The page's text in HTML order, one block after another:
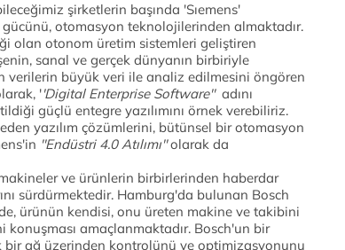
şirketlerin başında 'Sıemens'
otomasyon teknolojilerinden almaktadır.
olan otonom üretim sistemleri geliştiren
sanal ve gerçek dünyanın birbiriyle
verilerin büyük veri ile analiz edilmesini öngören
''Digital Enterprise Software'' adını
güçlü entegre yazılımını örnek verebiliriz.
yazılım çözümlerini, bütünsel bir otomasyon
''Endüstri 4.0 Atılımı''olarak da
ve ürünlerin birbirlerinden haberdar
sürdürmektedir. Hamburg'da bulunan Bosch
ürünün kendisi, onu üreten makine ve takibini
amaçlanmaktadır. Bosch'un bir
ağ üzerinden kontrolünü ve optimizasyonunu